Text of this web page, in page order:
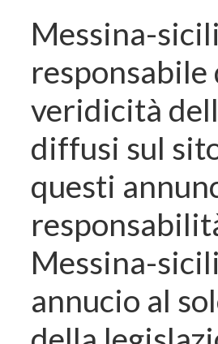
Messina-
responsabile
veridicità
diffusi sul
questi
Messina-
annucio al